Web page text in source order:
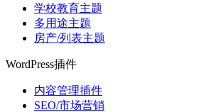
学校教育主题
多用途主题
房产/列表主题
WordPress插件
内容管理插件
SEO/市场营销